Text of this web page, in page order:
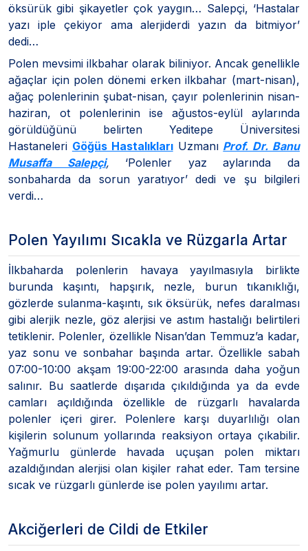
öksürük gibi şikayetler çok yaygın… Salepçi, ‘Hastalar
yazı iple çekiyor ama alerjiderdi yazın da bitmiyor’
dedi…
Polen mevsimi ilkbahar olarak biliniyor. Ancak genellikle
ağaçlar için polen dönemi erken ilkbahar (mart-nisan),
ağaç polenlerinin şubat-nisan, çayır polenlerinin nisan-
haziran, ot polenlerinin ise ağustos-eylül aylarında
görüldüğünü belirten Yeditepe Üniversitesi
Hastaneleri Göğüs HastalıklarıUzmanı Prof. Dr. Banu
Musaffa Salepçi, ‘Polenler yaz aylarında da
sonbaharda da sorun yaratıyor’ dedi ve şu bilgileri
verdi…
Polen Yayılımı Sıcakla ve Rüzgarla Artar
İlkbaharda polenlerin havaya yayılmasıyla birlikte
burunda kaşıntı, hapşırık, nezle, burun tıkanıklığı,
gözlerde sulanma-kaşıntı, sık öksürük, nefes daralması
gibi alerjik nezle, göz alerjisi ve astım hastalığı belirtileri
tetiklenir. Polenler, özellikle Nisan’dan Temmuz’a kadar,
yaz sonu ve sonbahar başında artar. Özellikle sabah
07:00-10:00 akşam 19:00-22:00 arasında daha yoğun
salınır. Bu saatlerde dışarıda çıkıldığında ya da evde
camları açıldığında özellikle de rüzgarlı havalarda
polenler içeri girer. Polenlere karşı duyarlılığı olan
kişilerin solunum yollarında reaksiyon ortaya çıkabilir.
Yağmurlu günlerde havada uçuşan polen miktarı
azaldığından alerjisi olan kişiler rahat eder. Tam tersine
sıcak ve rüzgarlı günlerde ise polen yayılımı artar.
Akciğerleri de Cildi de Etkiler